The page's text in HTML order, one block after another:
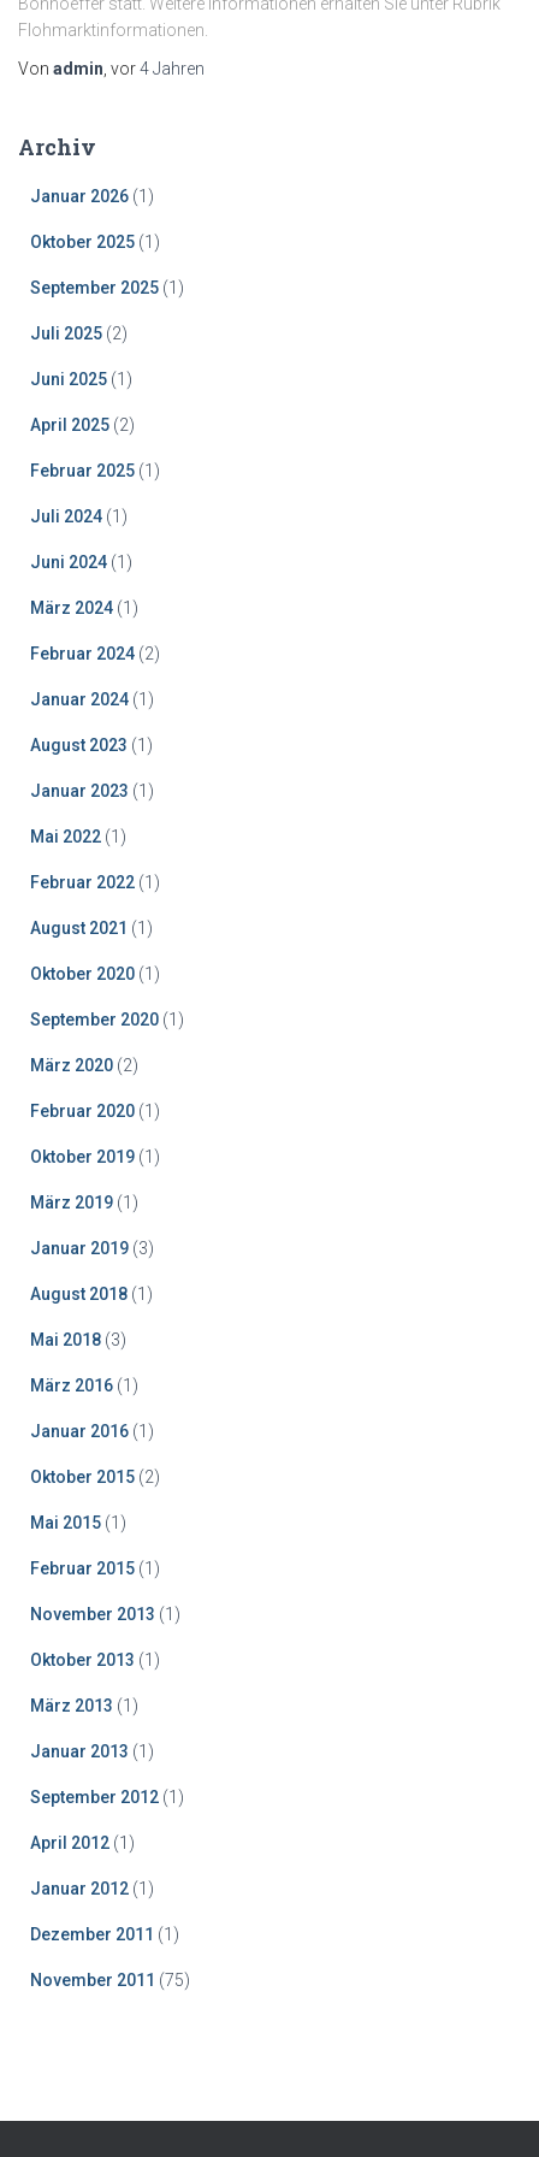
Flohmarktinformationen.
Von admin , vor4 Jahren
Archiv
Januar 2026 (1)
Oktober 2025 (1)
September 2025 (1)
Juli 2025 (2)
Juni 2025 (1)
April 2025 (2)
Februar 2025 (1)
Juli 2024 (1)
Juni 2024 (1)
März 2024 (1)
Februar 2024 (2)
Januar 2024 (1)
August 2023 (1)
Januar 2023 (1)
Mai 2022 (1)
Februar 2022 (1)
August 2021 (1)
Oktober 2020 (1)
September 2020 (1)
März 2020 (2)
Februar 2020 (1)
Oktober 2019 (1)
März 2019 (1)
Januar 2019 (3)
August 2018 (1)
Mai 2018 (3)
März 2016 (1)
Januar 2016 (1)
Oktober 2015 (2)
Mai 2015 (1)
Februar 2015 (1)
November 2013 (1)
Oktober 2013 (1)
März 2013 (1)
Januar 2013 (1)
September 2012 (1)
April 2012 (1)
Januar 2012 (1)
Dezember 2011 (1)
November 2011 (75)